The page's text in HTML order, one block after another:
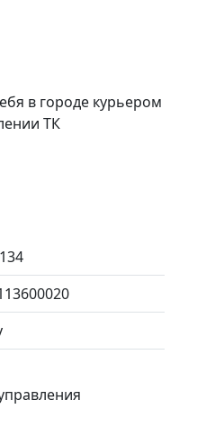
в городе курьером
ТК